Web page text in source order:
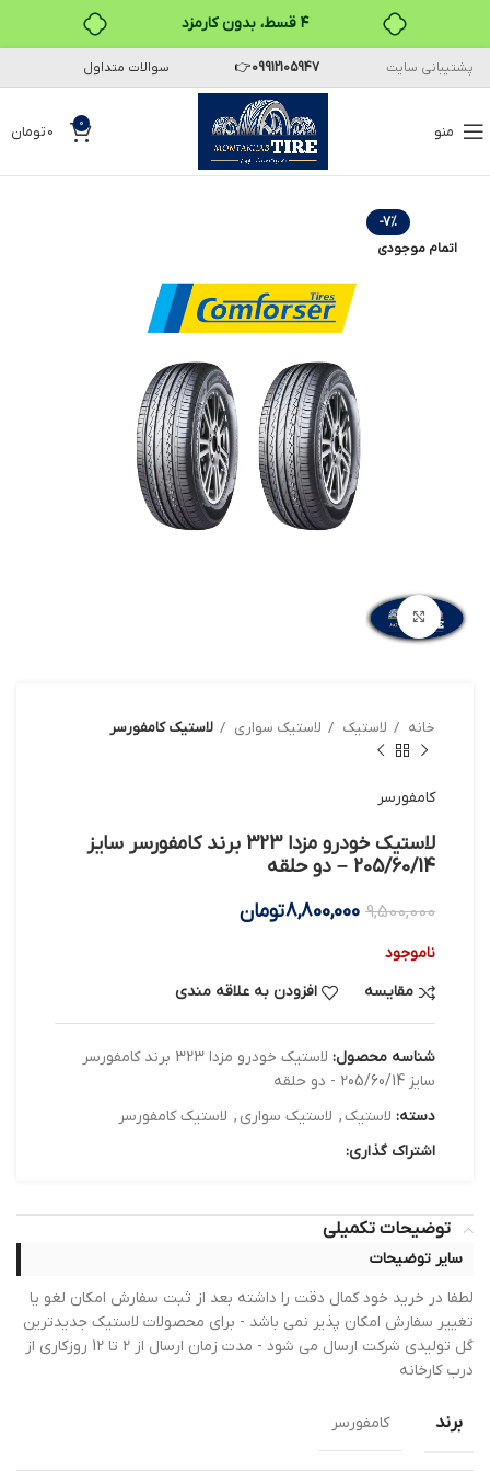
۴ قسط، بدون کارمزد
بدون ضامن، بدون سود
خرید قسطی با ترب‌پی
پشتیبانی سایت 09912105947
👉 سوالات متداول
منو 0
0تومان
-7%
اتمام موجودی
بزرگنمایی تصویر
خانه لاستیک لاستیک سواری لاستیک کامفورسر
کامفورسر
لاستیک خودرو مزدا 323 برند کامفورسر سایز
205/60/14 – دو حلقه
9,500,000
8,800,000تومان
ناموجود
مقایسه
افزودن به علاقه مندی
شناسه محصول:
لاستیک خودرو مزدا 323 برند کامفورسر
سایز 205/60/14 - دو حلقه
دسته: لاستیک, لاستیک سواری , لاستیک کامفورسر
اشتراک گذاری:
توضیحات تکمیلی
سایر توضیحات
لطفا در خرید خود کمال دقت را داشته بعد از ثبت سفارش امکان لغو یا
تغییر سفارش امکان پذیر نمی باشد - برای محصولات لاستیک جدیدترین
گل تولیدی شرکت ارسال می شود - مدت زمان ارسال از 2 تا 12 روزکاری از
درب کارخانه
برند کامفورسر